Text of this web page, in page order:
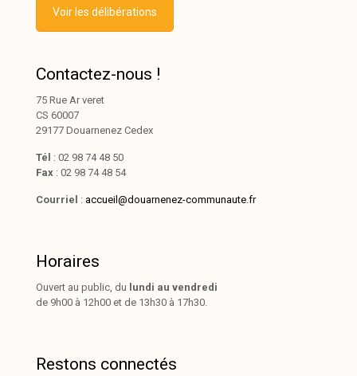
Voir les délibérations
Contactez-nous !
75 Rue Ar veret
CS 60007
29177 Douarnenez Cedex
Tél : 02 98 74 48 50
Fax : 02 98 74 48 54
Courriel : accueil@douarnenez-communaute.fr
Horaires
Ouvert au public, du lundi au vendredi
de 9h00 à 12h00 et de 13h30 à 17h30.
Restons connectés